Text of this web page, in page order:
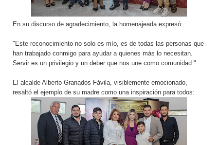
En su discurso de agradecimiento, la homenajeada expresó:
"Este reconocimiento no solo es mío, es de todas las personas que
han trabajado conmigo para ayudar a quienes más lo necesitan.
Servir es un privilegio y un deber que nos une como comunidad."
El alcalde Alberto Granados Fávila, visiblemente emocionado,
resaltó el ejemplo de su madre como una inspiración para todos: